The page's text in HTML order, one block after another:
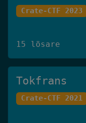
Crate-CTF 2023
15 lösare
Tokfrans
Crate-CTF 2021